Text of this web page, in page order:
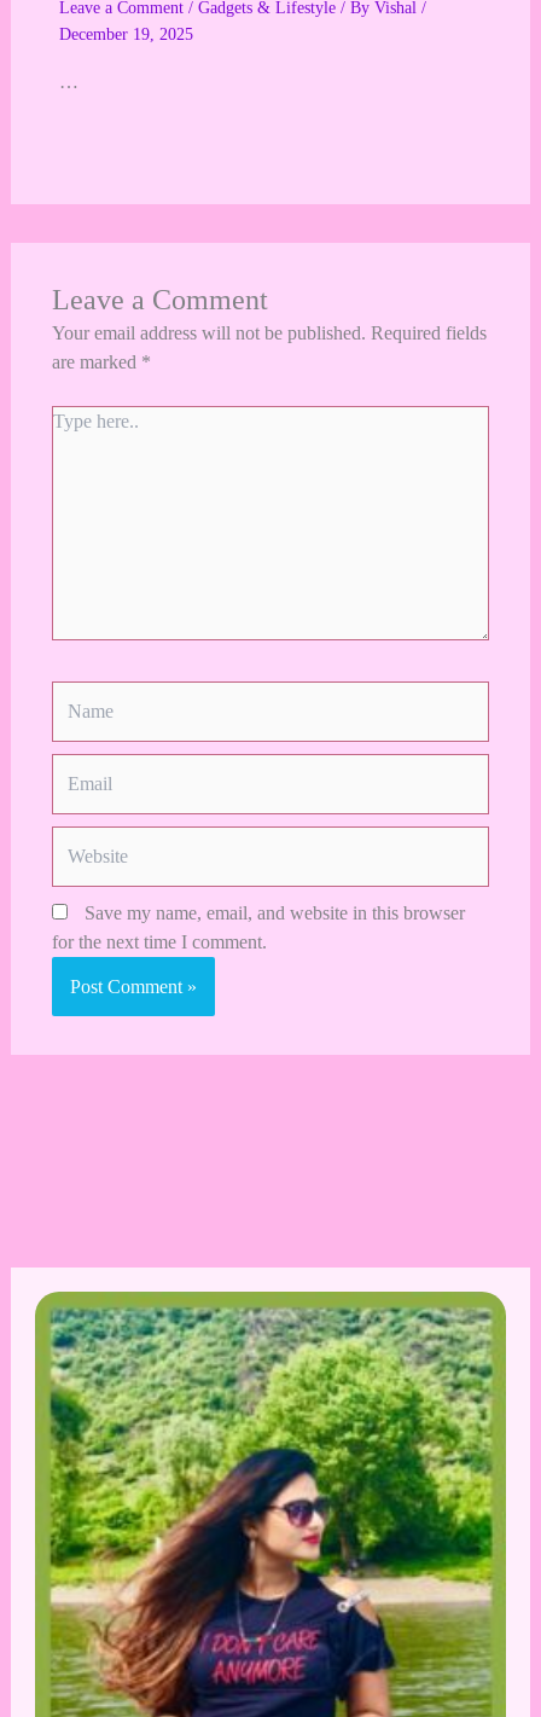
Leave a Comment / Gadgets & Lifestyle/ By Vishal /
December 19, 2025
…
Leave a Comment
Your email address will not be published. Required fields
are marked *
Type
Save my name, email, and website in this browser
for the next time I comment.